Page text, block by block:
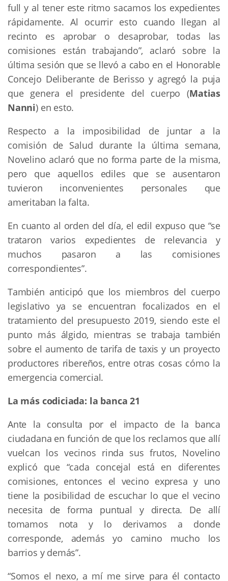
full y al tener este ritmo sacamos los expedientes
rápidamente. Al ocurrir esto cuando llegan al
recinto es aprobar o desaprobar, todas las
comisiones están trabajando”, aclaró sobre la
última sesión que se llevó a cabo en el Honorable
Concejo Deliberante de Berisso y agregó la puja
que genera el presidente del cuerpo (Matias
Nanni) en esto.
Respecto a la imposibilidad de juntar a la
comisión de Salud durante la última semana,
Novelino aclaró que no forma parte de la misma,
pero que aquellos ediles que se ausentaron
tuvieron inconvenientes personales que
ameritaban la falta.
En cuanto al orden del día, el edil expuso que “se
trataron varios expedientes de relevancia y
muchos pasaron a las comisiones
correspondientes”.
También anticipó que los miembros del cuerpo
legislativo ya se encuentran focalizados en el
tratamiento del presupuesto 2019, siendo este el
punto más álgido, mientras se trabaja también
sobre el aumento de tarifa de taxis y un proyecto
productores ribereños, entre otras cosas cómo la
emergencia comercial.
La más codiciada: la banca 21
Ante la consulta por el impacto de la banca
ciudadana en función de que los reclamos que allí
vuelcan los vecinos rinda sus frutos, Novelino
explicó que “cada concejal está en diferentes
comisiones, entonces el vecino expresa y uno
tiene la posibilidad de escuchar lo que el vecino
necesita de forma puntual y directa. De allí
tomamos nota y lo derivamos a donde
corresponde, además yo camino mucho los
barrios y demás”.
“Somos el nexo, a mí me sirve para él contacto